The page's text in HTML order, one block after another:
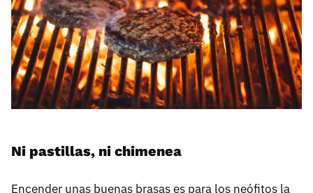
Ni pastillas, ni chimenea
Encender unas buenas brasas es para los neófitos la